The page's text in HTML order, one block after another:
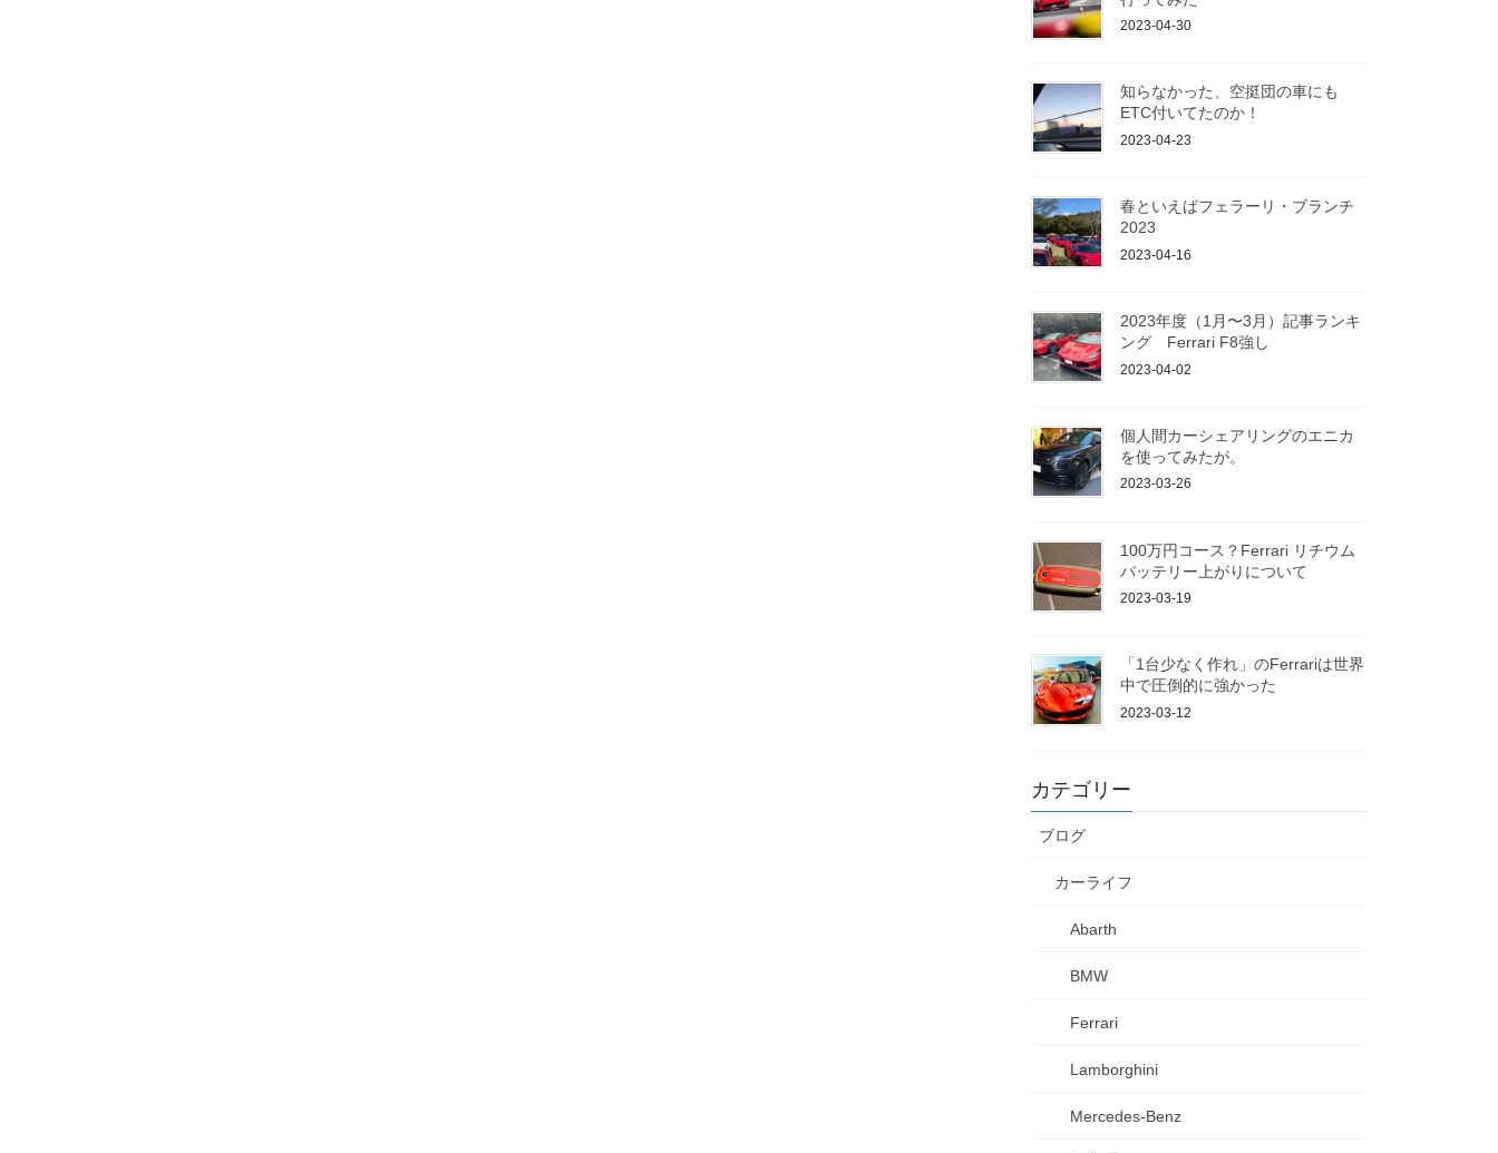
2023-04-30
知らなかった、空挺団の車にも
ETC付いてたのか！
2023-04-23
春といえばフェラーリ・ブランチ
2023
2023-04-16
2023年度（1月〜3月）記事ランキ
ング Ferrari F8強し
2023-04-02
個人間カーシェアリングのエニカ
を使ってみたが。
2023-03-26
100万円コース？Ferrari リチウム
バッテリー上がりについて
2023-03-19
「1台少なく作れ」のFerrariは世界
中で圧倒的に強かった
2023-03-12
カテゴリー
ブログ
カーライフ
Abarth
BMW
Ferrari
Lamborghini
Mercedes-Benz